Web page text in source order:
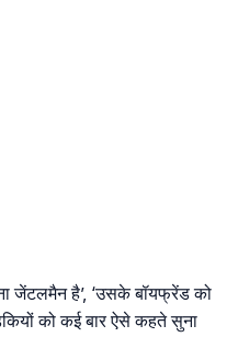
जेंटलमैन है’, ‘उसके बॉयफ्रेंड को
को कई बार ऐसे कहते सुना